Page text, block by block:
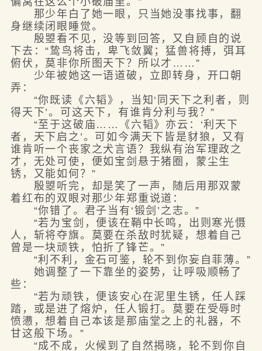
那少年白了她一眼，只当她没事找事，翻
身继续闭眼睡觉。
殷曌看不见，没等到回答，又自顾自的说
下去：“鸷鸟将击，卑飞敛翼；猛兽将搏，弭耳
俯伏，莫非你所图天下？所以才……”
少年被她这一语道破，立即转身，开口朝
弄：
“你既读《六韬》，当知‘同天下之利者，则
得天下’。可这天下，有谁肯分利与我？”
“至于这破庙……《六韬》亦云：‘利天下
者，天下启之’。可如今满天下皆是豺狼，又有
谁肯听一个丧家之犬言语？我纵有治军理政之
才，无处可使，便如宝剑悬于猪圈，蒙尘生
锈，又能如何？”
殷曌听完，却是笑了一声，随后用那双蒙
着红布的双眼对那少年郑重说道：
“你错了。君子当有‘锻剑’之志。”
“若为宝剑，便该在鞘中长鸣，出则寒光慑
人，斩将夺旗。莫要在杀敌时犹疑，想着自己
曾是一块顽铁，怕折了锋芒。”
“利不利，金石可鉴，轮不到你妄自菲薄。”
她调整了一下靠坐的姿势，让呼吸顺畅了
些：
“若为顽铁，便该安心在泥里生锈，任人踩
踏，或是进了熔炉，任人锻打。莫要在受辱时
愤懑，想着自己本该是那庙堂之上的礼器，不
甘这般下场。”
“成不成，火候到了自然揭晓，轮不到你自